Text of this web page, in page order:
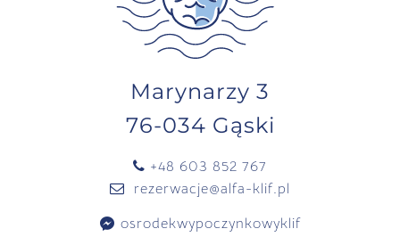
Marynarzy 3
76-034 Gąski
+48 603 852 767
rezerwacje@alfa-klif.pl
osrodekwypoczynkowyklif